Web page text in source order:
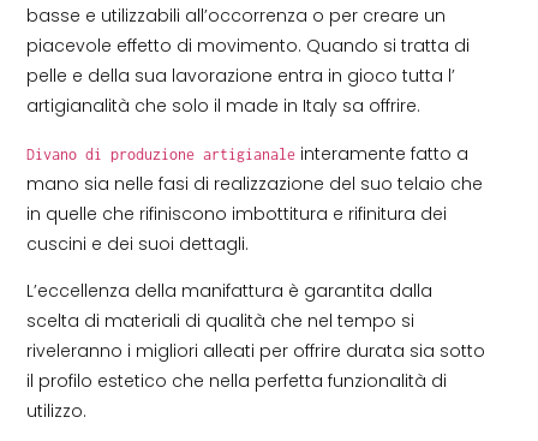
basse e utilizzabili all’occorrenza o per creare un
piacevole effetto di movimento. Quando si tratta di
pelle e della sua lavorazione entra in gioco tutta l’
artigianalità che solo il made in Italy sa offrire.
Divano di produzione artigianale interamente fatto a
mano sia nelle fasi di realizzazione del suo telaio che
in quelle che rifiniscono imbottitura e rifinitura dei
cuscini e dei suoi dettagli.
L’eccellenza della manifattura è garantita dalla
scelta di materiali di qualità che nel tempo si
riveleranno i migliori alleati per offrire durata sia sotto
il profilo estetico che nella perfetta funzionalità di
utilizzo.